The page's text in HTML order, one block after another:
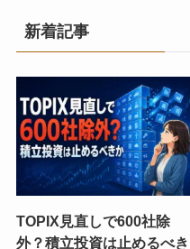
新着記事
TOPIX見直しで600社除
外？積立投資は止めるべき